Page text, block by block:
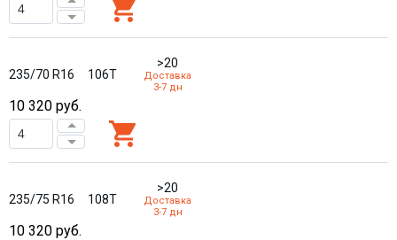
235/70 R16 106T
>20
Доставка
3-7 дн
10 320 руб.
235/75 R16 108T
>20
Доставка
3-7 дн
10 320 руб.